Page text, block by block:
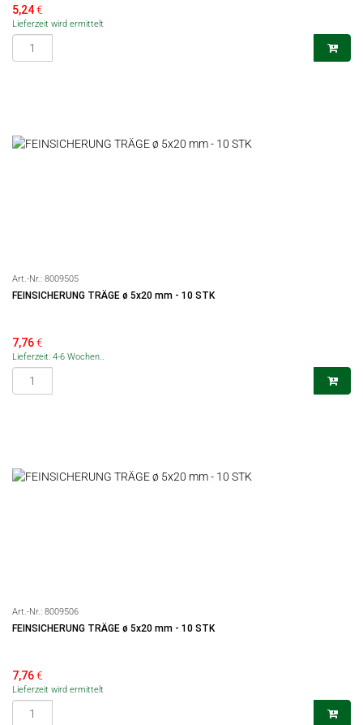
5,24€
Lieferzeit wird ermittelt
Art.-Nr.: 8009505
FEINSICHERUNG TRÄGE ø 5x20 mm - 10 STK
7,76€
Lieferzeit: 4-6 Wochen..
Art.-Nr.: 8009506
FEINSICHERUNG TRÄGE ø 5x20 mm - 10 STK
7,76€
Lieferzeit wird ermittelt